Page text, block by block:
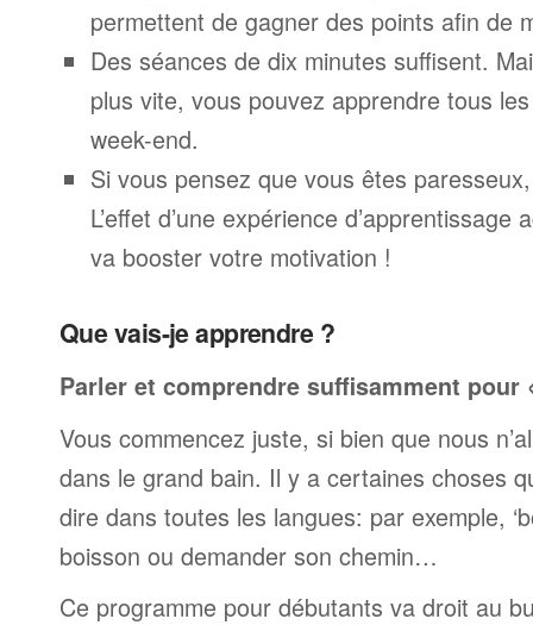
permettent de gagner des points afin de
Des séances de dix minutes suffisent.
plus vite, vous pouvez apprendre tous
week-end.
Si vous pensez que vous êtes
L’effet d’une expérience
va booster votre motivation !
Que vais-je apprendre ?
Parler et comprendre suffisamment pour
Vous commencez juste, si bien que nous
dans le grand bain. Il y a certaines choses
dire dans toutes les langues: par exemple,
boisson ou demander son chemin…
Ce programme pour débutants va droit au